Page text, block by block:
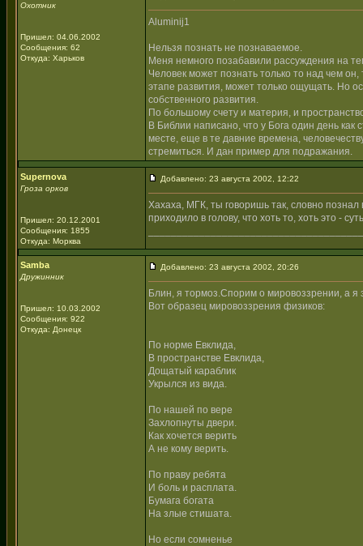
Охотник
Пришел: 04.06.2002
Сообщения: 62
Откуда: Харьков
Aluminij1
Нельзя познать не познаваемое.
Меня немного позабавили рассуждения на
Человек может познать только то над чем
этапе развития, может только ощущать. Но
собственного развития.
По большому счету и материя, и
В Библии написано, что у Бога один день как
месте, еще в те давние времена,
стремиться. И дан пример для подражания.
Supernova
Гроза орков
Пришел: 20.12.2001
Сообщения: 1855
Откуда: Морква
Добавлено: 23 августа 2002, 12:22
Хахаха, МГК, ты говоришь так, словно
приходило в голову, что хоть то, хоть это -
Samba
Дружинник
Пришел: 10.03.2002
Сообщения: 922
Откуда: Донецк
Добавлено: 23 августа 2002, 20:26
Блин, я тормоз.Спорим о мировоззрении, а я
Вот образец мировоззрения физиков:
По норме Евклида,
В пространстве Евклида,
Дощатый караблик
Укрылся из вида.
По нашей по вере
Захлопнуты двери.
Как хочется верить
А не кому верить.
По праву ребята
И боль и расплата.
Бумага богата
На злые стишата.
Но если сомненье